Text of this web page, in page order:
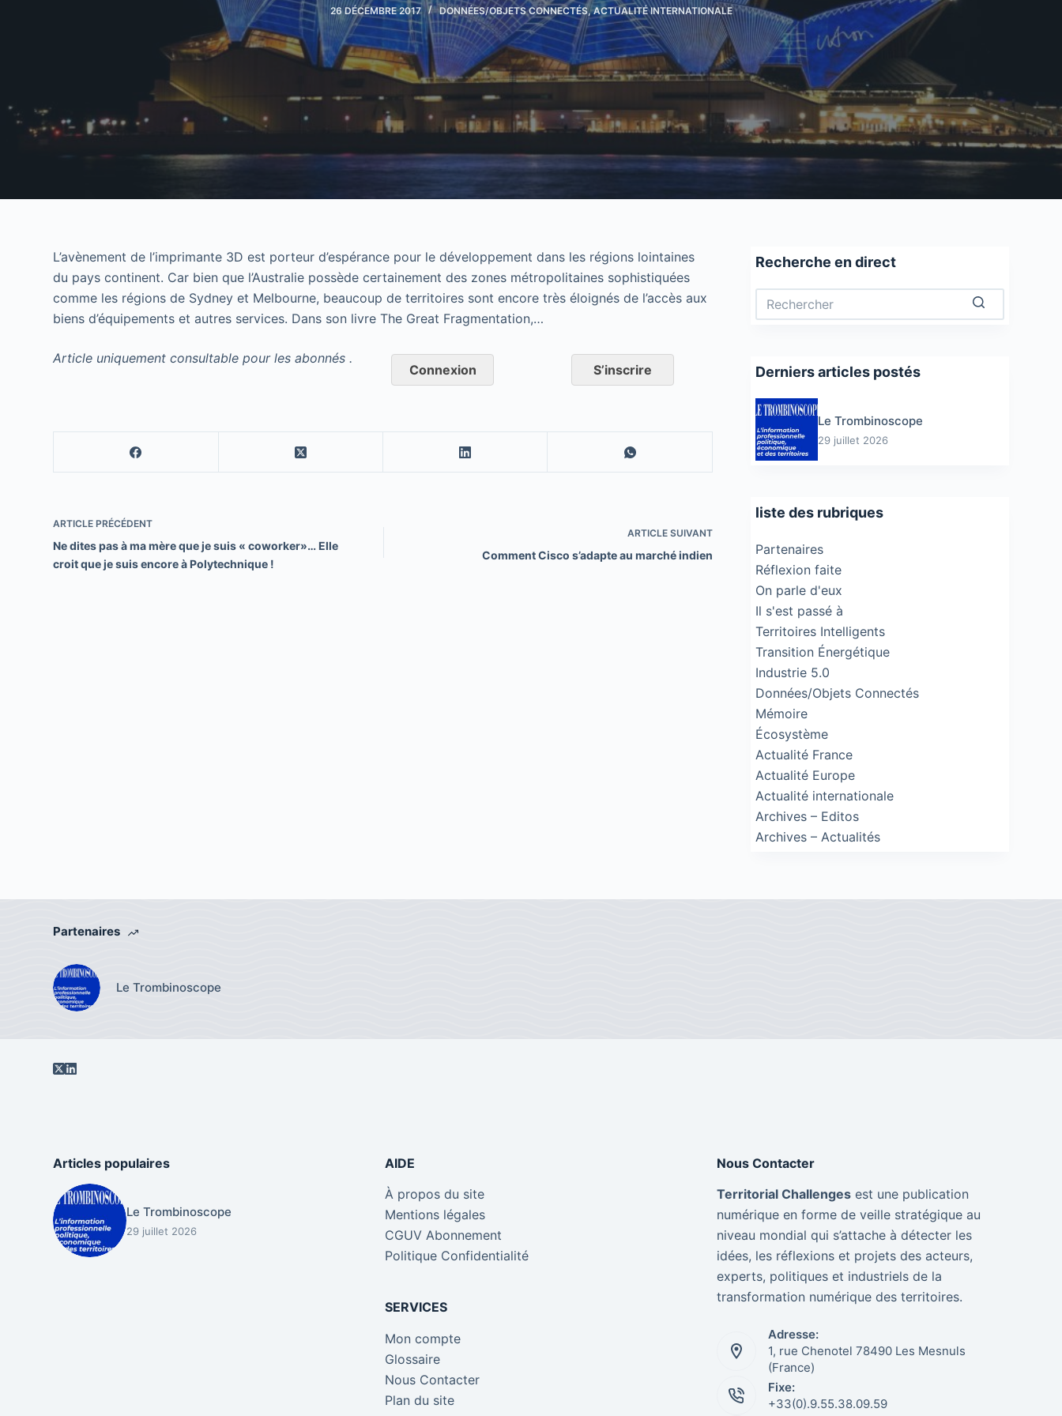
26 DÉCEMBRE 2017 DONNÉES/OBJETS CONNECTÉS,ACTUALITÉ INTERNATIONALE
L’avènement de l’imprimante 3D est porteur d’espérance pour le développement dans les régions lointaines
du pays continent. Car bien que l’Australie possède certainement des zones métropolitaines sophistiquées
comme les régions de Sydney et Melbourne, beaucoup de territoires sont encore très éloignés de l’accès aux
biens d’équipements et autres services. Dans son livre The Great Fragmentation,…
Article uniquement consultable pour les abonnés .
Connexion S’inscrire
ARTICLE PRÉCÉDENT
Ne dites pas à ma mère que je suis « coworker»… Elle
croit que je suis encore à Polytechnique !
ARTICLESUIVANT
Comment Cisco s’adapte au marché indien
Recherche en direct
Derniers articles postés
Le Trombinoscope
29 juillet 2026
liste des rubriques
Partenaires
Réflexion faite
On parle d'eux
Il s'est passé à
Territoires Intelligents
Transition Énergétique
Industrie 5.0
Données/Objets Connectés
Mémoire
Écosystème
Actualité France
Actualité Europe
Actualité internationale
Archives – Editos
Archives – Actualités
Partenaires
Le Trombinoscope
Articles populaires
Le Trombinoscope
29 juillet 2026
AIDE
À propos du site
Mentions légales
CGUV Abonnement
Politique Confidentialité
SERVICES
Mon compte
Glossaire
Nous Contacter
Plan du site
Nous Contacter
Territorial Challengesest une publication
numérique en forme de veille stratégique au
niveau mondial qui s’attache à détecter les
idées, les réflexions et projets des acteurs,
experts, politiques et industriels de la
transformation numérique des territoires.
Adresse:
1, rue Chenotel 78490 Les Mesnuls
(France)
Fixe:
+33(0).9.55.38.09.59